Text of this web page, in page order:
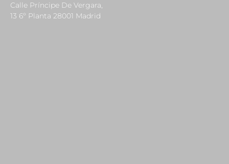
Calle Príncipe De Vergara,
13 6º Planta 28001 Madrid